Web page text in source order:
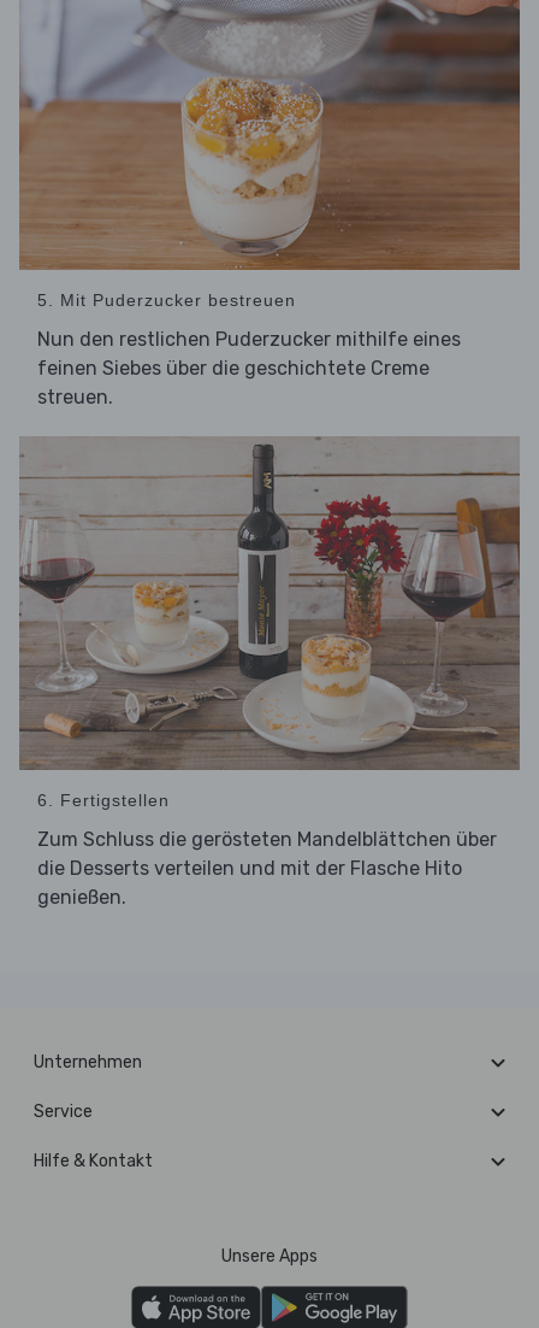
5. Mit Puderzucker bestreuen
Nun den restlichen Puderzucker mithilfe eines
feinen Siebes über die geschichtete Creme
streuen.
6. Fertigstellen
Zum Schluss die gerösteten Mandelblättchen über
die Desserts verteilen und mit der Flasche Hito
genießen.
Unternehmen
Service
Hilfe & Kontakt
Unsere Apps